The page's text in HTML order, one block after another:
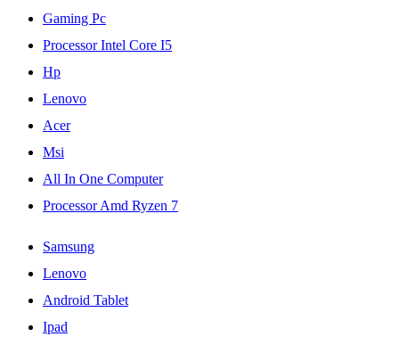
Gaming Pc
Processor Intel Core I5
Hp
Lenovo
Acer
Msi
All In One Computer
Processor Amd Ryzen 7
Samsung
Lenovo
Android Tablet
Ipad